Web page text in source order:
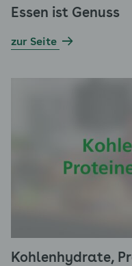
Essen ist Genuss
zur Seite
Kohlenhydrate,